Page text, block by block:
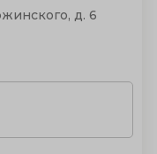
д. 6